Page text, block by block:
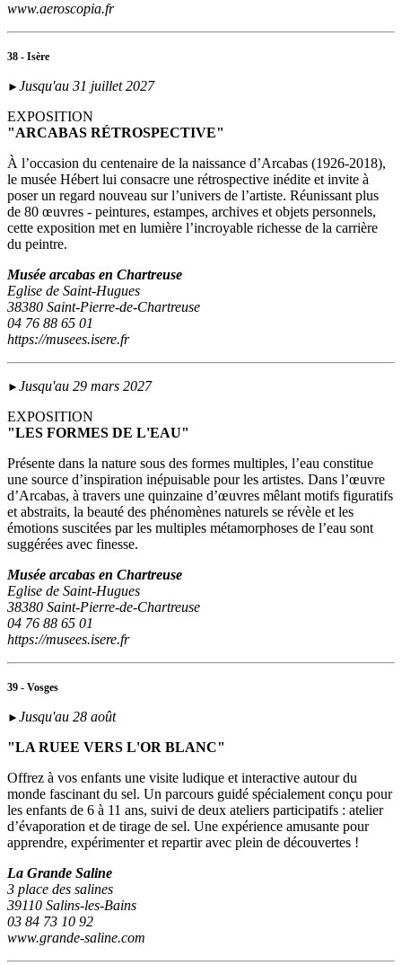
www.aeroscopia.fr
38 - Isère
► Jusqu'au 31 juillet 2027
EXPOSITION
"ARCABAS RÉTROSPECTIVE"
À l’occasion du centenaire de la naissance d’Arcabas (1926-2018),
le musée Hébert lui consacre une rétrospective inédite et invite à
poser un regard nouveau sur l’univers de l’artiste. Réunissant plus
de 80 œuvres - peintures, estampes, archives et objets personnels,
cette exposition met en lumière l’incroyable richesse de la carrière
du peintre.
Musée arcabas en Chartreuse
Eglise de Saint-Hugues
38380 Saint-Pierre-de-Chartreuse
04 76 88 65 01
https://musees.isere.fr
► Jusqu'au 29 mars 2027
EXPOSITION
"LES FORMES DE L'EAU"
Présente dans la nature sous des formes multiples, l’eau constitue
une source d’inspiration inépuisable pour les artistes. Dans l’œuvre
d’Arcabas, à travers une quinzaine d’œuvres mêlant motifs figuratifs
et abstraits, la beauté des phénomènes naturels se révèle et les
émotions suscitées par les multiples métamorphoses de l’eau sont
suggérées avec finesse.
Musée arcabas en Chartreuse
Eglise de Saint-Hugues
38380 Saint-Pierre-de-Chartreuse
04 76 88 65 01
https://musees.isere.fr
39 - Vosges
► Jusqu'au 28 août
"LA RUEE VERS L'OR BLANC"
Offrez à vos enfants une visite ludique et interactive autour du
monde fascinant du sel. Un parcours guidé spécialement conçu pour
les enfants de 6 à 11 ans, suivi de deux ateliers participatifs : atelier
d’évaporation et de tirage de sel. Une expérience amusante pour
apprendre, expérimenter et repartir avec plein de découvertes !
La Grande Saline
3 place des salines
39110 Salins-les-Bains
03 84 73 10 92
www.grande-saline.com